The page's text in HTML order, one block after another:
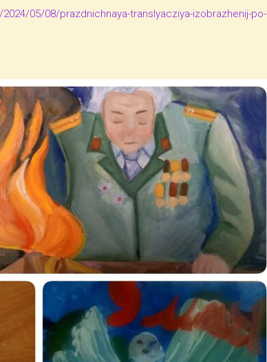
05/08/prazdnichnaya-translyacziya-izobrazhenij-po-